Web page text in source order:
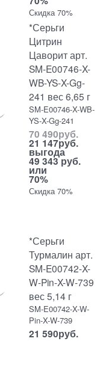
Скидка 70%
*Серьги
Цитрин
Цаворит арт.
SM-E00746-X-
WB-YS-X-Gg-
241 вес 6,65 г
SM-E00746-X-WB-
YS-X-Gg-241
70 490руб.
21 147руб.
выгода
49 343 руб.
или
70%
Скидка 70%
*Серьги
Турмалин арт.
SM-E00742-X-
W-Pin-X-W-739
вес 5,14 г
SM-E00742-X-W-
Pin-X-W-739
21 590руб.